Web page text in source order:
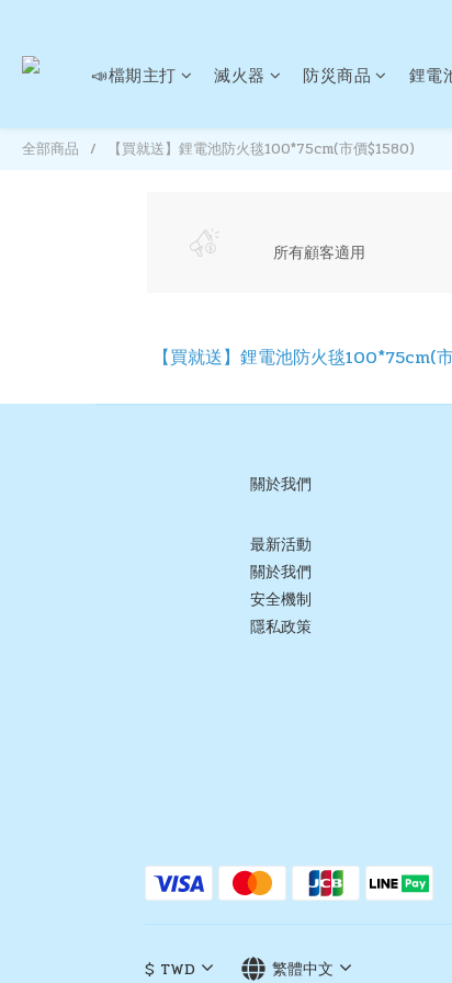
📣檔期主打 滅火器 防災商品 鋰電
全部商品 【買就送】鋰電池防火毯100*75cm(市價$1580)
所有顧客適用
【買就送】鋰電池防火毯100*75cm(
關於我們
最新活動
關於我們
安全機制
隱私政策
$ TWD 繁體中文